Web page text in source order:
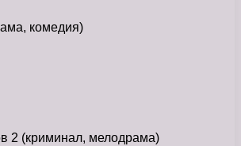
комедия)
2 (криминал, мелодрама)